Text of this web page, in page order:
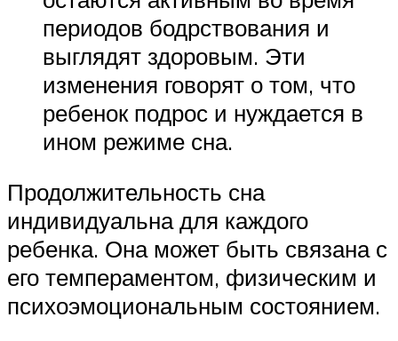
периодов бодрствования и
выглядят здоровым. Эти
изменения говорят о том, что
ребенок подрос и нуждается в
ином режиме сна.
Продолжительность сна
индивидуальна для каждого
ребенка. Она может быть связана с
его темпераментом, физическим и
психоэмоциональным состоянием.